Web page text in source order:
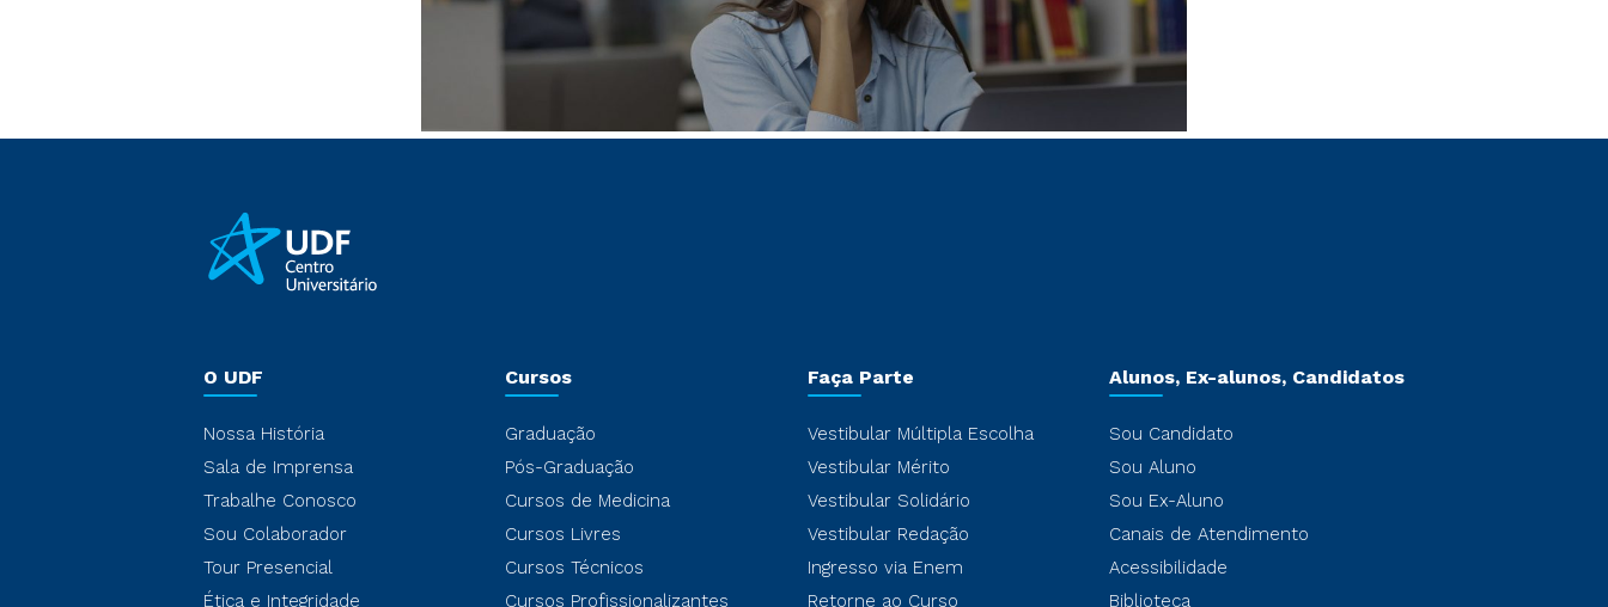
O UDF
Nossa História
Sala de Imprensa
Trabalhe Conosco
Sou Colaborador
Tour Presencial
Ética e Integridade
Cursos
Graduação
Pós-Graduação
Cursos de Medicina
Cursos Livres
Cursos Técnicos
Cursos Profissionalizantes
Faça Parte
Vestibular Múltipla Escolha
Vestibular Mérito
Vestibular Solidário
Vestibular Redação
Ingresso via Enem
Retorne ao Curso
Alunos, Ex-alunos, Candidatos
Sou Candidato
Sou Aluno
Sou Ex-Aluno
Canais de Atendimento
Acessibilidade
Biblioteca